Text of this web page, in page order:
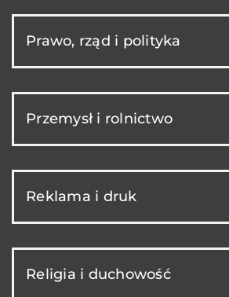
Prawo, rząd i polityka
Przemysł i rolnictwo
Reklama i druk
Religia i duchowość